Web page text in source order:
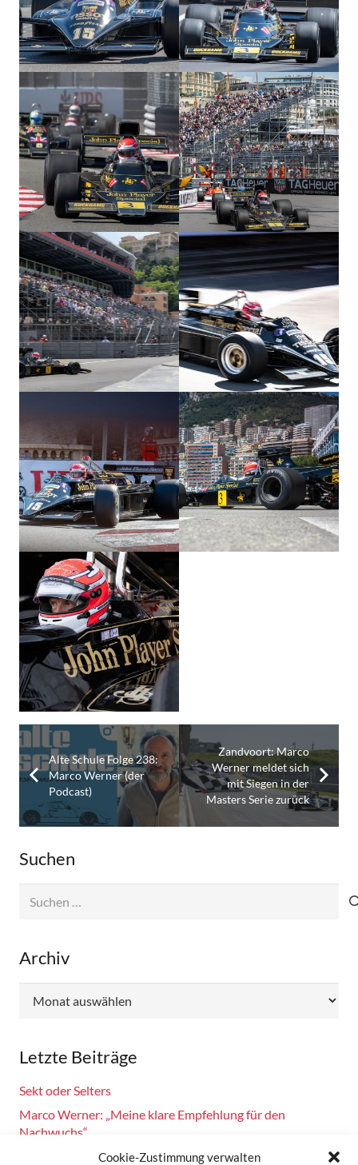
Cookie-Zustimmung verwalten
Alte Schule Folge 238:
Marco Werner (der
Podcast)
Zandvoort: Marco
Werner meldet sich
mit Siegen in der
Masters Serie zurück
Suchen
Archiv
Letzte Beiträge
Sekt oder Selters
Marco Werner: „Meine klare Empfehlung für den
Nachwuchs“
Fahrsicherheitstraining am 14.10.2024